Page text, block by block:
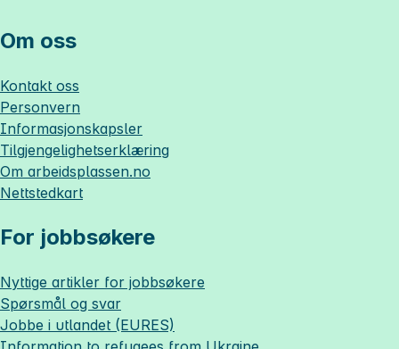
Om oss
Kontakt oss
Personvern
Informasjonskapsler
Tilgjengelighetserklæring
Om arbeidsplassen.no
Nettstedkart
For jobbsøkere
Nyttige artikler for jobbsøkere
Spørsmål og svar
Jobbe i utlandet (EURES)